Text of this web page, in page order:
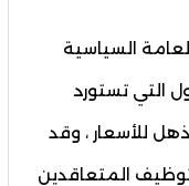
السياسية
التي تستورد
للأسعار ، وقد
المتعاقدين